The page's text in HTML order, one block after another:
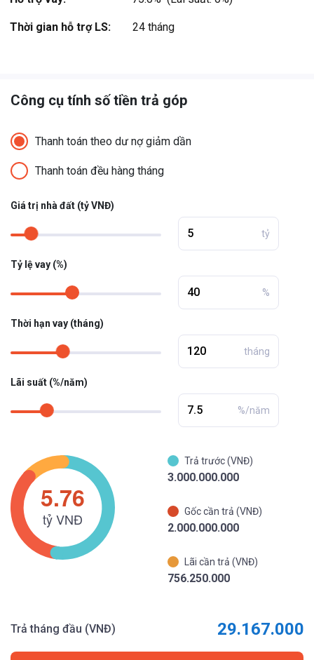
thương hiệu Imperia gồm ...
Xem thêm
Thời gian hỗ trợ LS: 24 tháng
Công cụ tính số tiền trả góp
Thanh toán theo dư nợ giảm dần
Thanh toán đều hàng tháng
Giá trị nhà đất (tỷ VNĐ)
tỷ
Tỷ lệ vay (%)
%
Thời hạn vay (tháng)
tháng
Lãi suất (%/năm)
%/năm
Trả trước (VNĐ)
3.000.000.000
Gốc cần trả (VNĐ)
2.000.000.000
Lãi cần trả (VNĐ)
756.250.000
Trả tháng đầu (VNĐ) 29.167.000